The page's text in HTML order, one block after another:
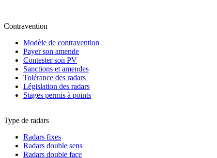
Contravention
Modèle de contravention
Payer son amende
Contester son PV
Sanctions et amendes
Tolérance des radars
Législation des radars
Stages permis à points
Type de radars
Radars fixes
Radars double sens
Radars double face